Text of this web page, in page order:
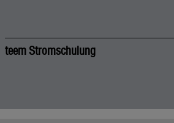
teem Stromschulung